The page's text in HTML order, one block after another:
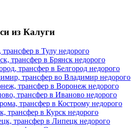
из Калуги
в Тулу недорого
трансфер в Брянск недорого
трансфер в Белгород недорого
трансфер во Владимир недорого
трансфер в Воронеж недорого
трансфер в Иваново недорого
трансфер в Кострому недорого
трансфер в Курск недорого
трансфер в Липецк недорого